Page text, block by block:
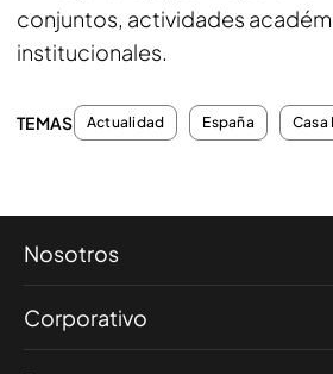
conjuntos, actividades
institucionales.
TEMAS Actualidad España Casa
Nosotros
Corporativo